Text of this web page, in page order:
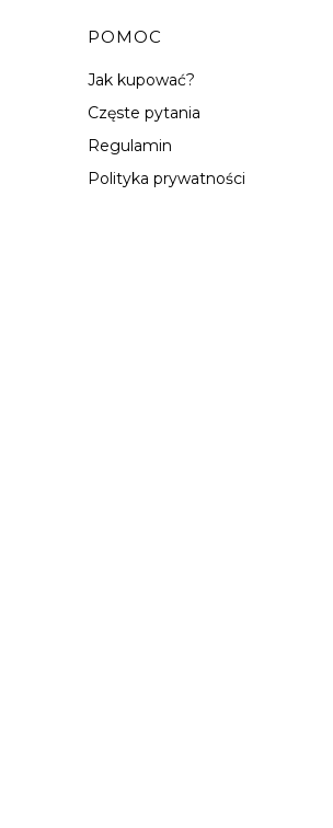
POMOC
Jak kupować?
Częste pytania
Regulamin
Polityka prywatności